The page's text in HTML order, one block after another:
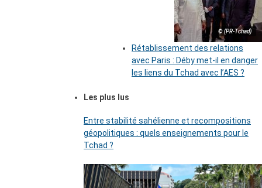
© (PR-Tchad)
Rétablissement des relations
avec Paris : Déby met-il en danger
les liens du Tchad avec l’AES ?
Les plus lus
Entre stabilité sahélienne et recompositions
géopolitiques : quels enseignements pour le
Tchad ?